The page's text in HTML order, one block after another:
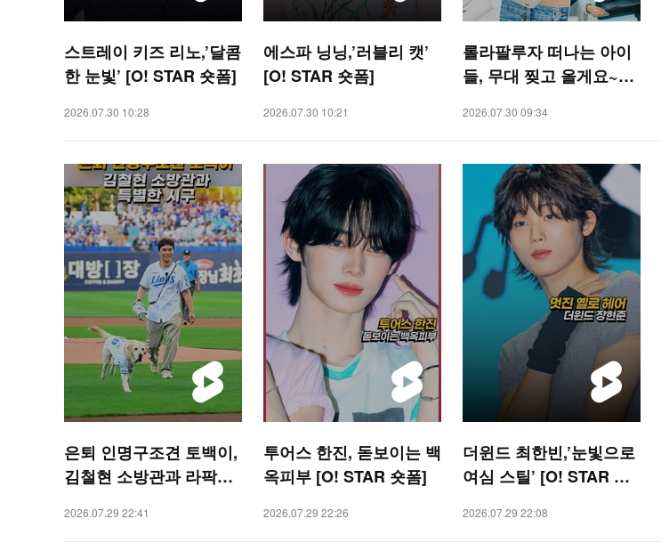
스트레이 키즈 리노,’달콤
한 눈빛’ [O! STAR 숏폼]
2026.07.30 10:28
에스파 닝닝,’러블리 캣’
[O! STAR 숏폼]
2026.07.30 10:21
롤라팔루자 떠나는 아이
들, 무대 찢고 올게요~
2026.07.30 09:34
은퇴 인명구조견 토백이,
김철현 소방관과 라팍서
S 숏폼]
2026.07.29 22:41
투어스 한진, 돋보이는 백
옥피부 [O! STAR 숏폼]
2026.07.29 22:26
더윈드 최한빈,’눈빛으로
여심 스틸’ [O! STAR 숏
2026.07.29 22:08